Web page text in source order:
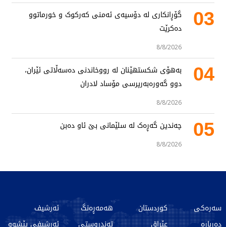
03
گۆڕانکاری لە دۆسیەی ئەمنی کەرکوک و خورماتوو
دەکرێت
8/8/2026
04
بەهۆی شکستهێنان لە رووخاندنی دەسەڵاتی ئێران،
دوو گەورەبەرپرسی مۆساد لادران
8/8/2026
05 چەندین گەڕەک لە سلێمانی بێ ئاو دەبن
8/8/2026
سەرەکی
دەربارە
کوردستان
عێراق
هەمەڕەنگ
تەندروستی
ئەرشیف
ئەرشیفی پێشوو